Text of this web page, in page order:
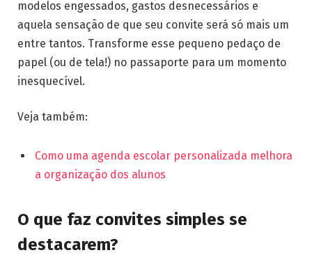
modelos engessados, gastos desnecessários e
aquela sensação de que seu convite será só mais um
entre tantos. Transforme esse pequeno pedaço de
papel (ou de tela!) no passaporte para um momento
inesquecível.
Veja também:
Como uma agenda escolar personalizada melhora
a organização dos alunos
O que faz convites simples se
destacarem?